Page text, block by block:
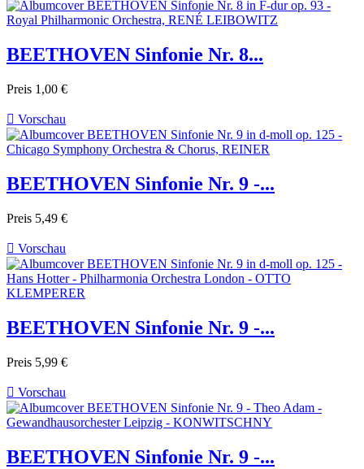
BEETHOVEN Sinfonie Nr. 8...
Preis 1,00 €
 Vorschau
BEETHOVEN Sinfonie Nr. 9 -...
Preis 5,49 €
 Vorschau
BEETHOVEN Sinfonie Nr. 9 -...
Preis 5,99 €
 Vorschau
BEETHOVEN Sinfonie Nr. 9 -...